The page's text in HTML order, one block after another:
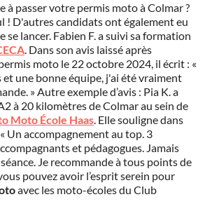
à passer votre permis moto à Colmar ?
! D'autres candidats ont également eu
se lancer. Fabien F. a suivi sa formation
. Dans son avis laissé après
moto le 22 octobre 2024, il écrit : «
une bonne équipe, j'ai été vraiment
» Autre exemple d’avis : Pia K. a
à 20 kilomètres de Colmar au sein de
Moto École Haas . Elle souligne dans
Un accompagnement au top. 3
et pédagogues. Jamais
Je recommande à tous points de
pouvez avoir l’esprit serein pour
avec les moto-écoles du Club